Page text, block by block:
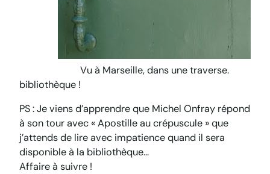
Vu à Marseille, dans une traverse.
bibliothèque !
PS : Je viens d’apprendre que Michel Onfray répond
à son tour avec « Apostille au crépuscule » que
j’attends de lire avec impatience quand il sera
disponible à la bibliothèque…
Affaire à suivre !